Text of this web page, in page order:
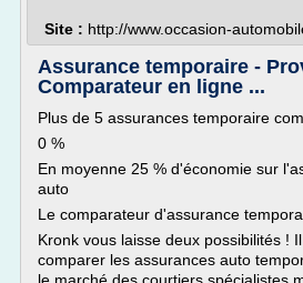
Site : http://www.occasion-
Assurance temporaire -
Comparateur en ligne ...
Plus de 5 assurances temporaire
0 %
En moyenne 25 % d'économie sur
auto
Le comparateur d'assurance
Kronk vous laisse deux possibilités !
comparer les assurances auto